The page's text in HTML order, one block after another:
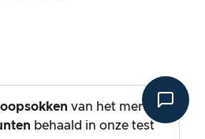
van het merk
behaald in onze test